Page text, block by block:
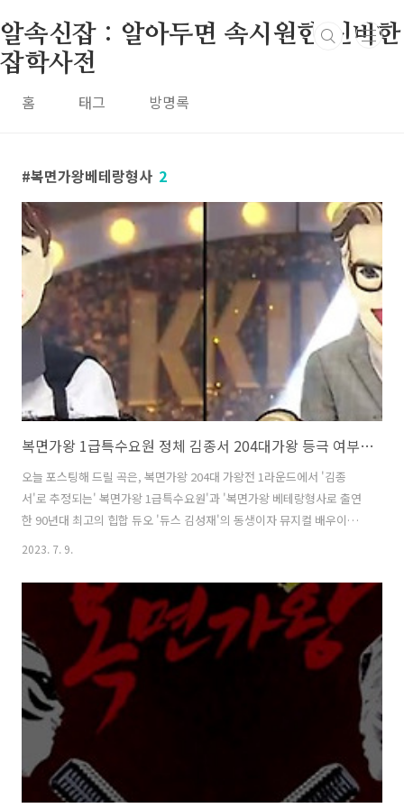
알속신잡 : 알아두면 속시원한 신비한
잡학사전
홈 태그 방명록
복면가왕베테랑형사 2
복면가왕 1급특수요원 정체 김종서 204대가왕 등극 여부 베테랑형사 김성욱 고래사냥 송창식 노래 가사 곡설명
오늘 포스팅해 드릴 곡은, 복면가왕 204대 가왕전 1라운드에서 '김종
서'로 추정되는' 복면가왕 1급특수요원'과 '복면가왕 베테랑형사로 출연
한 90년대 최고의 힙합 듀오 '듀스 김성재'의 동생이자 뮤지컬 배우이자
가수인 '김성욱'이 대결한 '송창식'이 부른 '고래사냥'입니다. 과연 복면
갈지? 1. 원곡 송창식 고래사냥 곡설명 원곡 '고래사냥'은 최인호 작사,
송창식 작곡 의 곡으로, 1975년 영화 ' 바보들의 행진 ' OST로, '일간 스
포츠'에 연재했던 '최인호'의 동명 소설을 원작으로 한 1975년에 개봉된
하길종 감독의 영화 '바보들의 행진'에 나오는 주인공 병태의 테마곡입니
다. 병태는 밤낮으로 마음 속의 고래를 꿈꾼것을 모티브..
2023. 7. 9.